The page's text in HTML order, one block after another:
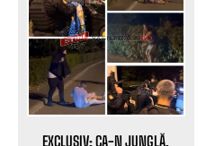
EXCLUSIV: CA-N JUNGLĂ.